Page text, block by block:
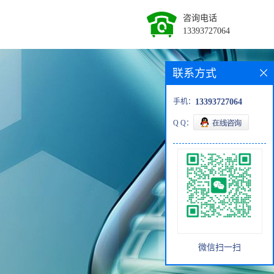
咨询电话
13393727064
联系方式
手机： 13393727064
Q Q：
微信扫一扫